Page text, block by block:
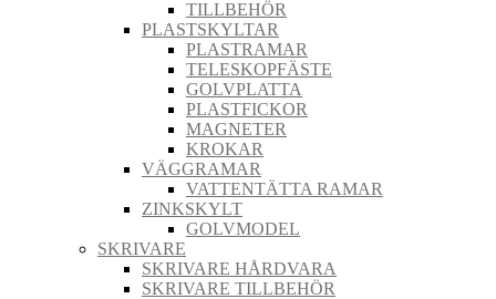
TILLBEHÖR
PLASTSKYLTAR
PLASTRAMAR
TELESKOPFÄSTE
GOLVPLATTA
PLASTFICKOR
MAGNETER
KROKAR
VÄGGRAMAR
VATTENTÄTTA RAMAR
ZINKSKYLT
GOLVMODEL
SKRIVARE
SKRIVARE HÅRDVARA
SKRIVARE TILLBEHÖR